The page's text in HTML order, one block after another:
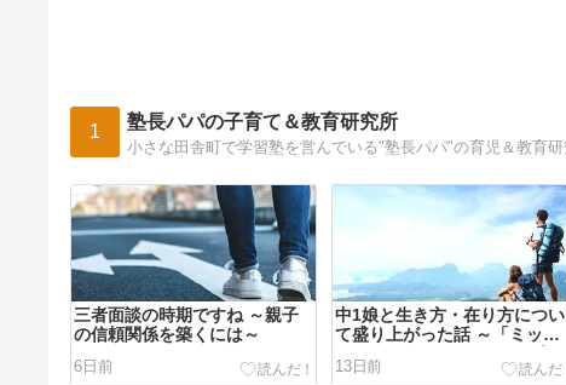
1 塾長パパの子育て＆教育研究所
三者面談の時期ですね ～親子
の信頼関係を築くには～
6日前
中1娘と生き方・在り方につい
て盛り上がった話 ～「ミッシ
ョンステートメント」って何？
～
13日前